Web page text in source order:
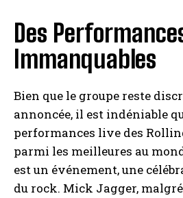
Des
Immanquables
Bien que le groupe reste
annoncée, il est indéniable
performances live des
parmi les meilleures au
est un événement, une
du rock. Mick Jagger, malgré